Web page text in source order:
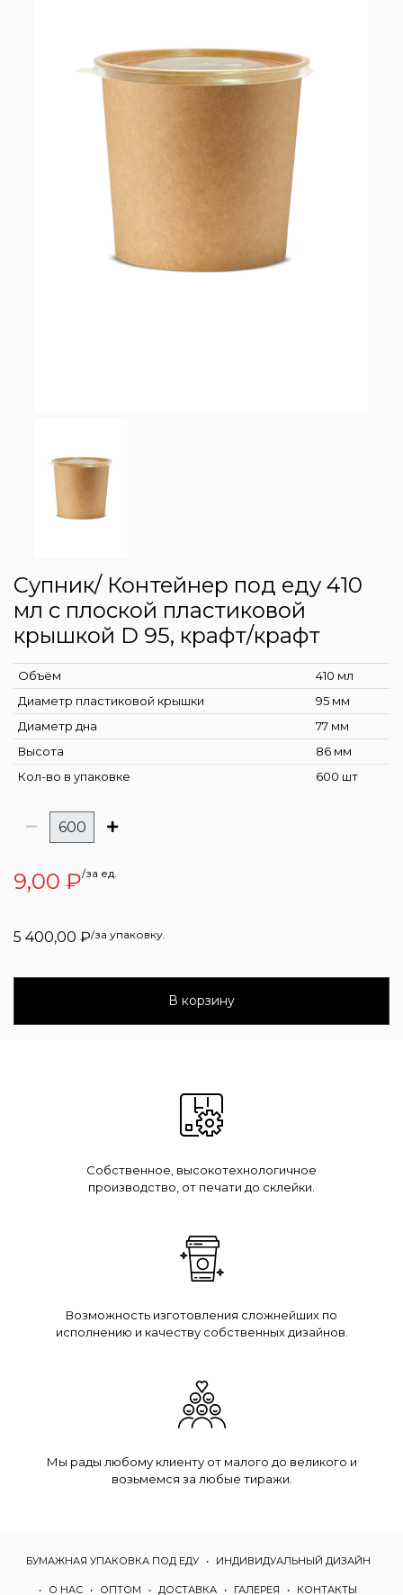
Супник/ Контейнер под еду 410
мл с плоской пластиковой
крышкой D 95, крафт/крафт
Объём
410 мл
Диаметр пластиковой крышки
95 мм
Диаметр дна
77 мм
Высота
86 мм
Кол-во в упаковке
600 шт
9,00 ₽/за ед.
5 400,00 ₽/за упаковку.
В корзину
Собственное, высокотехнологичное
производство, от печати до склейки.
Возможность изготовления сложнейших по
исполнению и качеству собственных дизайнов.
Мы рады любому клиенту от малого до великого и
возьмемся за любые тиражи.
БУМАЖНАЯ УПАКОВКА ПОД ЕДУ ИНДИВИДУАЛЬНЫЙ ДИЗАЙН
О НАС ОПТОМ ДОСТАВКА ГАЛЕРЕЯ КОНТАКТЫ